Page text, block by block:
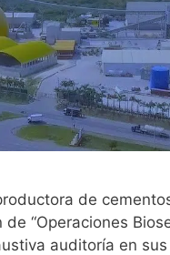
de
“Operaciones
auditoría en